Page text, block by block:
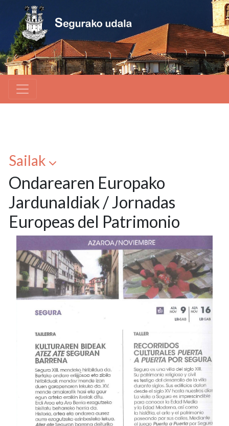
Sailak
Ondarearen Europako
Jardunaldiak / Jornadas
Europeas del Patrimonio